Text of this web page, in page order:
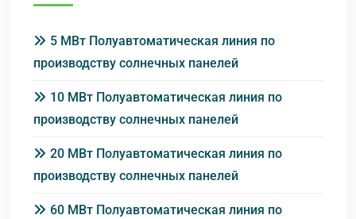
5 МВт Полуавтоматическая линия по
производству солнечных панелей
10 МВт Полуавтоматическая линия по
производству солнечных панелей
20 МВт Полуавтоматическая линия по
производству солнечных панелей
60 МВт Полуавтоматическая линия по